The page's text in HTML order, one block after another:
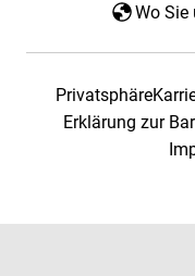
Wo Sie
Privatsphäre
Erklärung zur